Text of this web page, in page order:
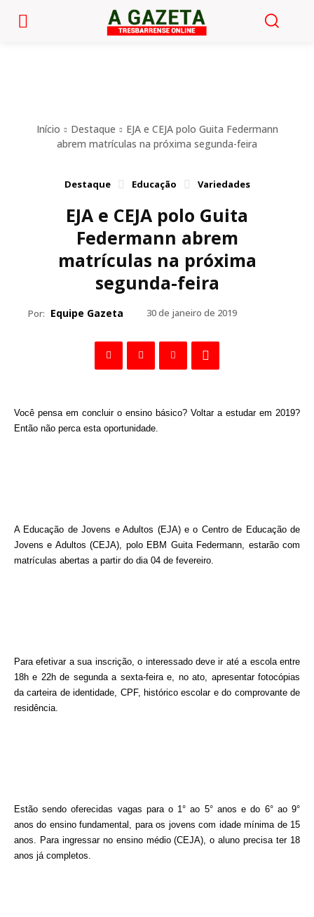
Início Destaque
EJA e CEJA polo Guita Federmann
abrem matrículas na próxima segunda-feira
Destaque Educação Variedades
EJA e CEJA polo Guita
Federmann abrem
matrículas na próxima
segunda-feira
Por: Equipe Gazeta 30 de janeiro de 2019
Você pensa em concluir o ensino básico? Voltar a estudar em 2019?
Então não perca esta oportunidade.
A Educação de Jovens e Adultos (EJA) e o Centro de Educação de
Jovens e Adultos (CEJA), polo EBM Guita Federmann, estarão com
matrículas abertas a partir do dia 04 de fevereiro.
Para efetivar a sua inscrição, o interessado deve ir até a escola entre
18h e 22h de segunda a sexta-feira e, no ato, apresentar fotocópias
da carteira de identidade, CPF, histórico escolar e do comprovante de
residência.
Estão sendo oferecidas vagas para o 1° ao 5° anos e do 6° ao 9°
anos do ensino fundamental, para os jovens com idade mínima de 15
anos. Para ingressar no ensino médio (CEJA), o aluno precisa ter 18
anos já completos.